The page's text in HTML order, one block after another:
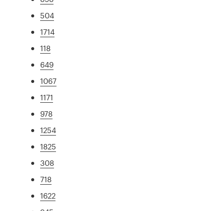
504
1714
118
649
1067
1171
978
1254
1825
308
718
1622